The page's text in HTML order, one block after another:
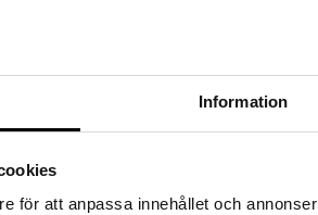
Information
för att anpassa innehållet och
täällä rapeiden kaakaonibsien kanssa,